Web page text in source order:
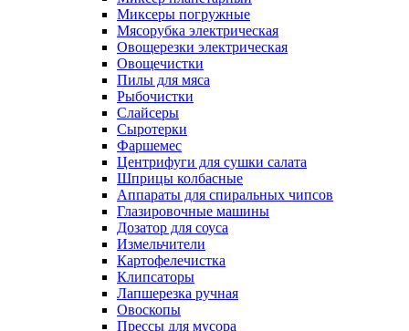
Миксеры погружные
Мясорубка электрическая
Овощерезки электрическая
Овощечистки
Пилы для мяса
Рыбочистки
Слайсеры
Сыротерки
Фаршемес
Центрифуги для сушки салата
Шприцы колбасные
Аппараты для спиральных чипсов
Глазировочные машины
Дозатор для соуса
Измельчители
Картофелечистка
Клипсаторы
Лапшерезка ручная
Овоскопы
Прессы для мусора